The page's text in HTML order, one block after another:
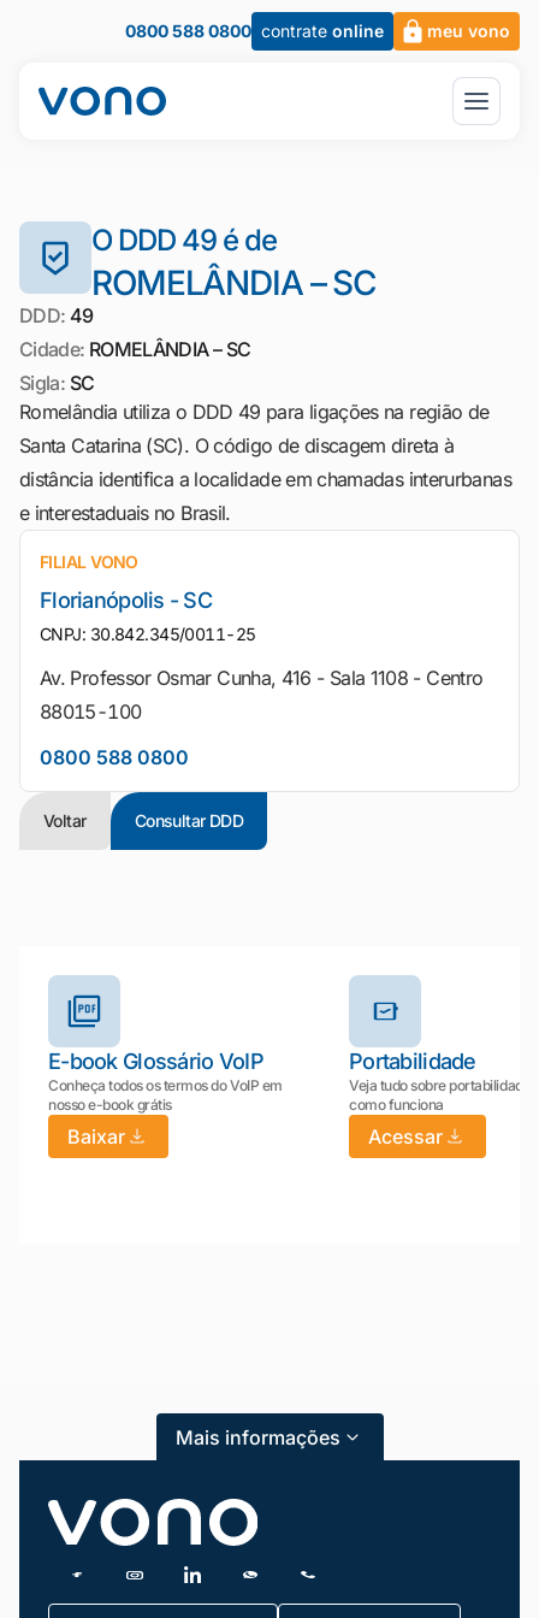
0800 588 0800 contrate online meu vono
O DDD 49 é de
ROMELÂNDIA – SC
DDD: 49
Cidade: ROMELÂNDIA – SC
Sigla: SC
Romelândia utiliza o DDD 49 para ligações na região de
Santa Catarina (SC). O código de discagem direta à
distância identifica a localidade em chamadas interurbanas
e interestaduais no Brasil.
FILIAL VONO
Florianópolis - SC
CNPJ: 30.842.345/0011-25
Av. Professor Osmar Cunha, 416 - Sala 1108 - Centro
88015-100
0800 588 0800
Voltar Consultar DDD
E-book Glossário VoIP
Conheça todos os termos do VoIP em
nosso e-book grátis
Baixar
Portabilidade
Veja tudo sobre portabilidade:
como funciona
Acessar
Mais informações